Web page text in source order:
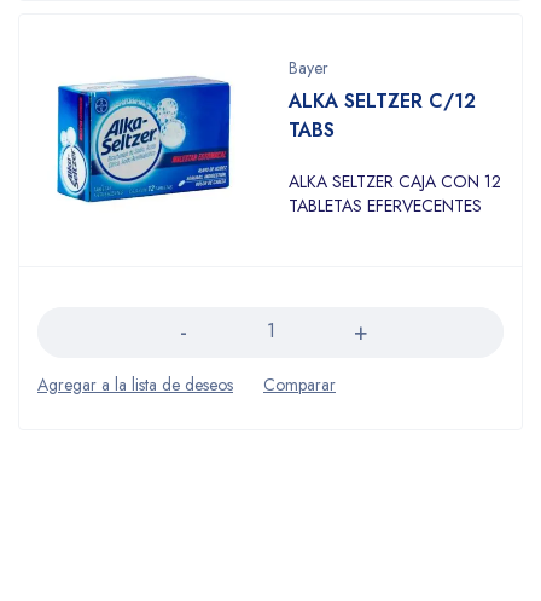
Bayer
ALKA SELTZER C/12
TABS
ALKA SELTZER CAJA CON 12
TABLETAS EFERVECENTES